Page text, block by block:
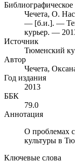
Чечета, О.
— [б.и.]. —
курьер. —
Источник
Тюменский
Автор
Чечета,
Год издания
2013
ББК
79.0
Аннотация
О проблемах
культуры в
Ключевые слова